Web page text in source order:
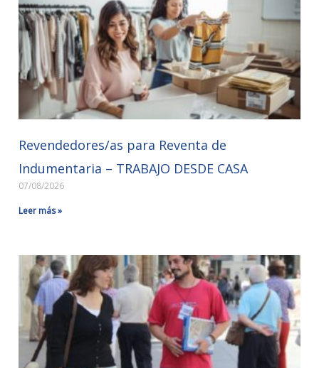
Revendedores/as para Reventa de
Indumentaria – TRABAJO DESDE CASA
07/08/2026
Leer más »